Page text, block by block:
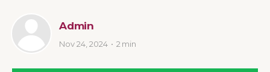
Admin
Nov 24, 2024 2 min